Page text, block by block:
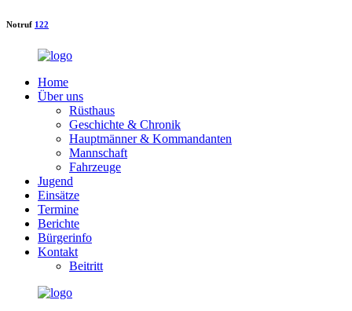
Notruf 122
Home
Über uns
Rüsthaus
Geschichte & Chronik
Hauptmänner & Kommandanten
Mannschaft
Fahrzeuge
Jugend
Einsätze
Termine
Berichte
Bürgerinfo
Kontakt
Beitritt